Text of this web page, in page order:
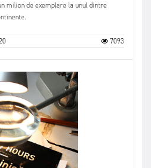
milion de exemplare la unul dintre
7093